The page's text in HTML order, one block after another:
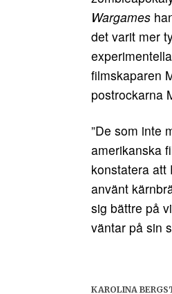
Wargames
det varit mer
filmskaparen
postrockarna
”De som inte
amerikanska
konstatera att
använt
sig bättre på
väntar på sin
KAROLINA